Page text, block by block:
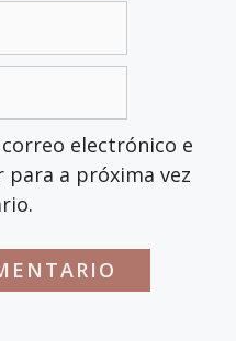
electrónico e
para a próxima vez